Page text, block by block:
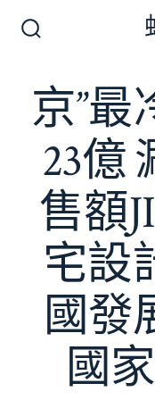
切
換
開
京”最
23億
售額
宅設
國發
國